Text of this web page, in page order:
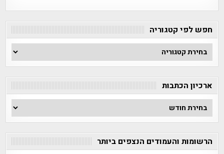
חפש לפי קטגוריה
חפש
לפי
קטגוריה
ארכיון הכתבות
ארכיון
הכתבות
הרשומות והעמודים הנצפים ביותר